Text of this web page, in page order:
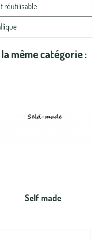
réutilisable
même catégorie :
Self made